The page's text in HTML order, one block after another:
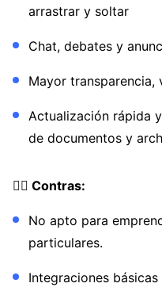
arrastrar y soltar
Chat, debates y
Mayor
Actualización rápida
de documentos y
👎🏼 Contras:
No apto para
particulares.
Integraciones básicas